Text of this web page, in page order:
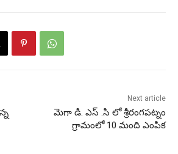
Next article
మెగా డి. ఎస్ .సి లో శ్రీరంగపట్నం
గ్రామంలో 10 మంది ఎంపిక